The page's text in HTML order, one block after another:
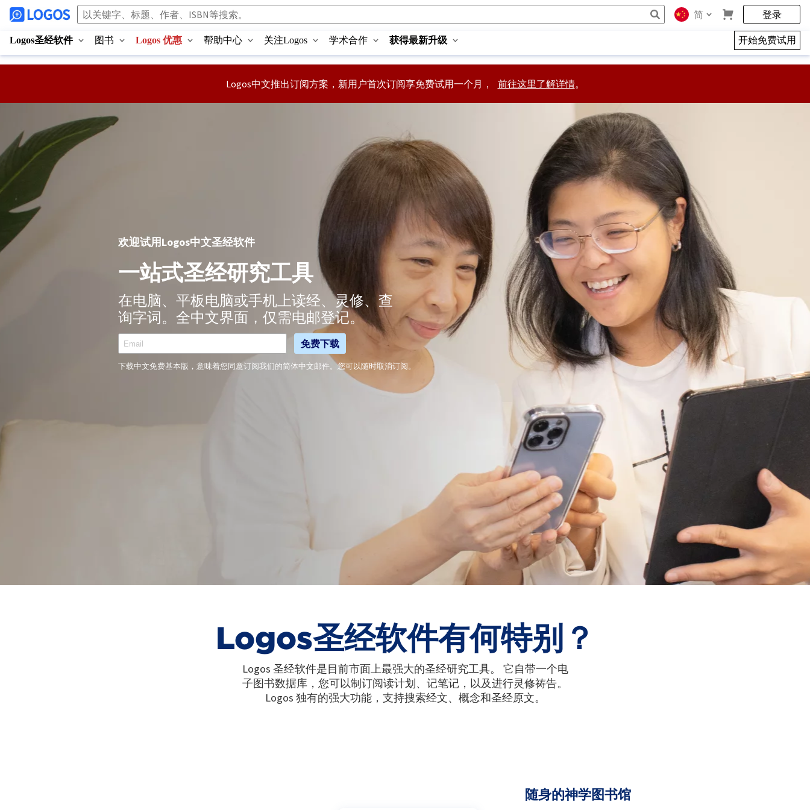
简 登录
Logos圣经软件 图书 Logos 优惠 帮助中心 关注Logos 学术合作 获得最新升级 开始免费试用
Logos中文推出订阅方案，新用户首次订阅享免费试用一个月， 前往这里了解详情。
欢迎试用Logos中文圣经软件
一站式圣经研究工具
在电脑、平板电脑或手机上读经、灵修、查
询字词。全中文界面，仅需电邮登记。
下载中文免费基本版，意味着您同意订阅我们的简体中文邮件。您可以随时取消订阅。
Logos圣经软件有何特别？
Logos 圣经软件是目前市面上最强大的圣经研究工具。 它自带一个电
子图书数据库，您可以制订阅读计划、记笔记，以及进行灵修祷告。
Logos 独有的强大功能，支持搜索经文、概念和圣经原文。
随身的神学图书馆